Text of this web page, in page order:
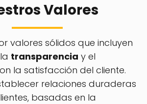
Valores
valores sólidos que incluyen
transparencia y el
la satisfacción del cliente.
relaciones duraderas
basadas en la